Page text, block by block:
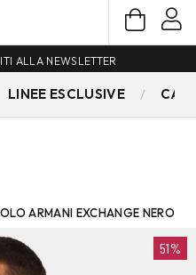
ALLA NEWSLETTER
LINEE ESCLUSIVE
ARMANI EXCHANGE NERO
51%